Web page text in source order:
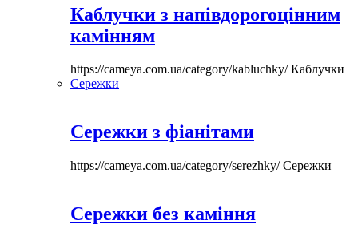
Каблучки з напівдорогоцінним
камінням
https://cameya.com.ua/category/kabluchky/Каблучки
Сережки
Сережки з фіанітами
https://cameya.com.ua/category/serezhky/Сережки
Сережки без каміння